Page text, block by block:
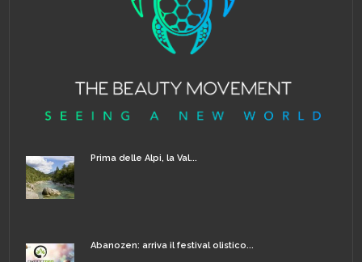
Prima delle Alpi, la Val...
Abanozen: arriva il festival olistico...